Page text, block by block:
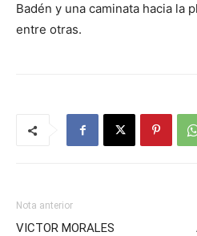
Badén y una caminata hacia la
entre otras.
Nota anterior
VICTOR MORALES